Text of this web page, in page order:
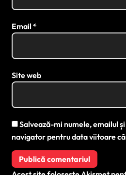
Email *
Site web
Salvează-mi numele, emailul
navigator pentru data viitoare